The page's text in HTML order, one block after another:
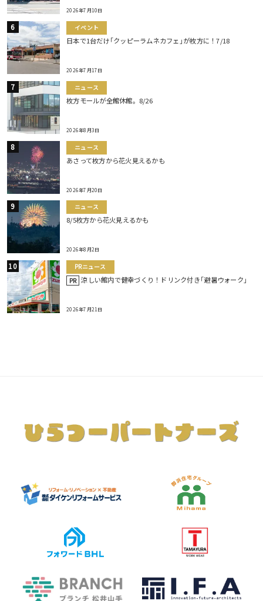
2026年7月10日
イベント
日本で1台だけ｢クッピーラムネカフェ｣が枚方に！7/18
2026年7月17日
ニュース
枚方モールが全館休館。8/26
2026年8月3日
ニュース
あさって枚方から花火見えるかも
2026年7月20日
ニュース
8/5枚方から花火見えるかも
2026年8月2日
PRニュース
PR 涼しい館内で健幸づくり！ドリンク付き｢避暑ウォーク｣
2026年7月21日